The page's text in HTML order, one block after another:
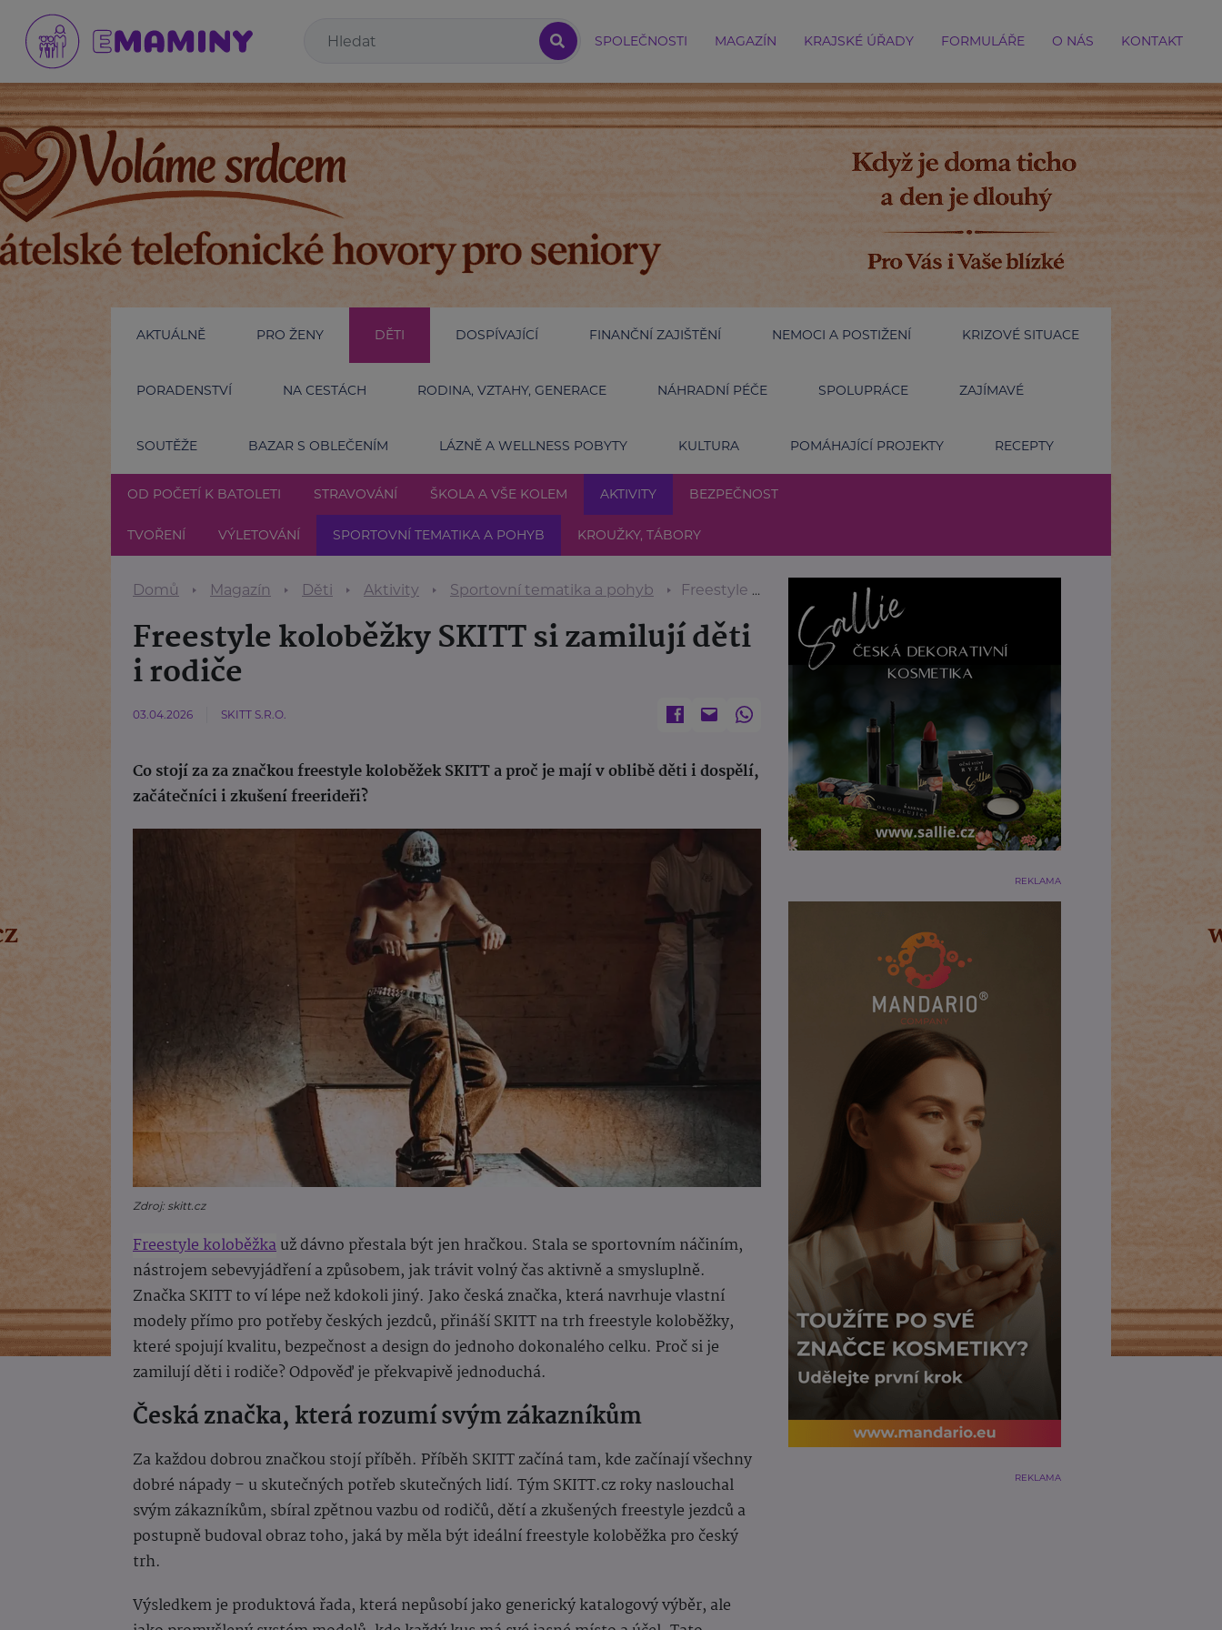
SPOLEČNOSTI MAGAZÍN KRAJSKÉ ÚŘADY FORMULÁŘE O NÁS KONTAKT
AKTUÁLNĚ PRO ŽENY DĚTI DOSPÍVAJÍCÍ FINANČNÍ ZAJIŠTĚNÍ NEMOCI A POSTIŽENÍ KRIZOVÉ SITUACE
PORADENSTVÍ NA CESTÁCH RODINA, VZTAHY, GENERACE NÁHRADNÍ PÉČE SPOLUPRÁCE ZAJÍMAVÉ
SOUTĚŽE BAZAR S OBLEČENÍM LÁZNĚ A WELLNESS POBYTY KULTURA POMÁHAJÍCÍ PROJEKTY RECEPTY
OD POČETÍ K BATOLETI STRAVOVÁNÍ ŠKOLA A VŠE KOLEM AKTIVITY BEZPEČNOST
TVOŘENÍ VÝLETOVÁNÍ SPORTOVNÍ TEMATIKA A POHYB KROUŽKY, TÁBORY
Domů Magazín Děti Aktivity Sportovní tematika a pohyb Freestyle koloběžky SKITT si zamilují děti i rodiče
Freestyle koloběžky SKITT si zamilují děti
i rodiče
03.04.2026 SKITT S.R.O.
Co stojí za za značkou freestyle koloběžek SKITT a proč je mají v oblibě děti i dospělí,
začátečníci i zkušení freerideři?
Zdroj: skitt.cz
Freestyle koloběžkauž dávno přestala být jen hračkou. Stala se sportovním náčiním,
nástrojem sebevyjádření a způsobem, jak trávit volný čas aktivně a smysluplně.
Značka SKITT to ví lépe než kdokoli jiný. Jako česká značka, která navrhuje vlastní
modely přímo pro potřeby českých jezdců, přináší SKITT na trh freestyle koloběžky,
které spojují kvalitu, bezpečnost a design do jednoho dokonalého celku. Proč si je
zamilují děti i rodiče? Odpověď je překvapivě jednoduchá.
Česká značka, která rozumí svým zákazníkům
Za každou dobrou značkou stojí příběh. Příběh SKITT začíná tam, kde začínají všechny
dobré nápady – u skutečných potřeb skutečných lidí. Tým SKITT.cz roky naslouchal
svým zákazníkům, sbíral zpětnou vazbu od rodičů, dětí a zkušených freestyle jezdců a
postupně budoval obraz toho, jaká by měla být ideální freestyle koloběžka pro český
trh.
Výsledkem je produktová řada, která nepůsobí jako generický katalogový výběr, ale
REKLAMA
REKLAMA